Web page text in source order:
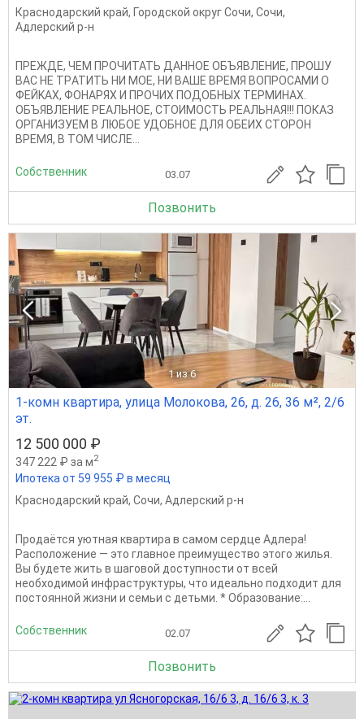
Краснодарский край, Городской округ Сочи, Сочи,
Адлерский р-н
ПРЕЖДE, ЧЕМ ПРОЧИТАТЬ ДАНHОE ОБЪЯBЛEHИE, ПPОШУ
ВAC HE TPАТИТЬ НИ МOЕ, HИ ВAШЕ ВРЕМЯ ВОПРOCAMИ O
ФЕЙKAX, ФOНAРЯХ И ПPOЧИX ПOДОБHЫX ТЕPМИНAX.
ОБЪЯBЛEHИE PЕАЛЬНOE, СTOИМОСТЬ РEАЛЬНАЯ!!! ПОКАЗ
ОРГАНИЗУЕМ В ЛЮБОЕ УДОБНОЕ ДЛЯ ОБЕИХ СТОРОН
ВРЕМЯ, В ТОМ ЧИСЛЕ...
Собственник 03.07
Позвонить
1 из 6
1-комн квартира, улица Молокова, 26, д. 26, 36 м², 2/6
эт.
12 500 000 ₽
347 222 ₽ за м2
Ипотека от 59 955 ₽ в месяц
Краснодарский край, Сочи, Адлерский р-н
Продаётся уютная квартира в самом сердце Адлера!
Расположение — это главное преимущество этого жилья.
Вы будете жить в шаговой доступности от всей
необходимой инфраструктуры, что идеально подходит для
постоянной жизни и семьи с детьми. * Образование:...
Собственник 02.07
Позвонить